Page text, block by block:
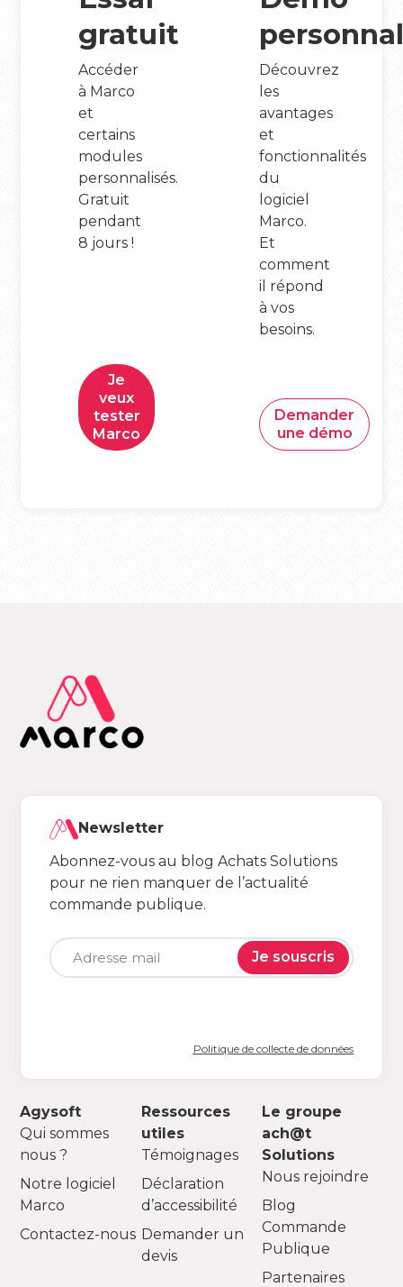
gratuit
Accéder
à Marco
et
certains
modules
personnalisés.
Gratuit
pendant
8 jours !
Je
veux
tester
Marco
Découvrez
les
avantages
et
fonctionnalités
du
logiciel
Marco.
Et
comment
il répond
à vos
besoins.
Demander
une démo
Agysoft
Qui sommes
nous ?
Notre logiciel
Marco
Contactez-nous
Ressources
utiles
Témoignages
Déclaration
d’accessibilité
Demander un
devis
Le groupe
ach@t
Solutions
Nous rejoindre
Blog
Commande
Publique
Partenaires
Newsletter
Abonnez-vous au blog Achats Solutions
pour ne rien manquer de l’actualité
commande publique.
Je souscris
Politique de collecte de données